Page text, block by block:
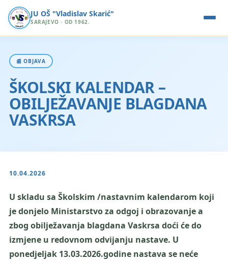
JU OŠ "Vladislav Skarić"
SARAJEVO · OD 1962.
📰 OBJAVA
ŠKOLSKI KALENDAR –
OBILJEŽAVANJE BLAGDANA
VASKRSA
10.04.2026
U skladu sa Školskim /nastavnim kalendarom koji
je donjelo Ministarstvo za odgoj i obrazovanje a
zbog obilježavanja blagdana Vaskrsa doći će do
izmjene u redovnom odvijanju nastave. U
ponedjeljak 13.03.2026.godine nastava se neće